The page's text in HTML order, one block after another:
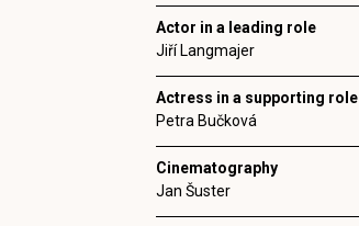
Actor in a leading role
Jiří Langmajer
Actress in a supporting role
Petra Bučková
Cinematography
Jan Šuster